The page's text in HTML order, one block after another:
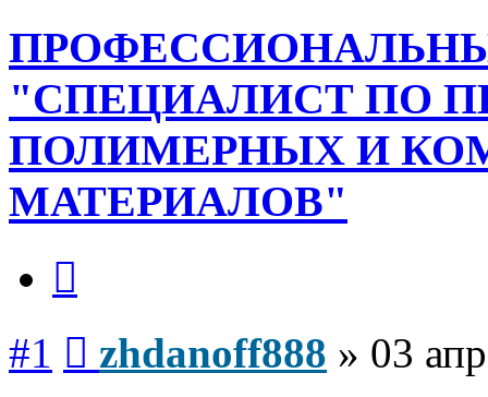
"СПЕЦИАЛИСТ ПО
ПОЛИМЕРНЫХ И
МАТЕРИАЛОВ"
#1 zhdanoff888 » 03